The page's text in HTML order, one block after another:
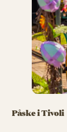
Påske i Tivoli